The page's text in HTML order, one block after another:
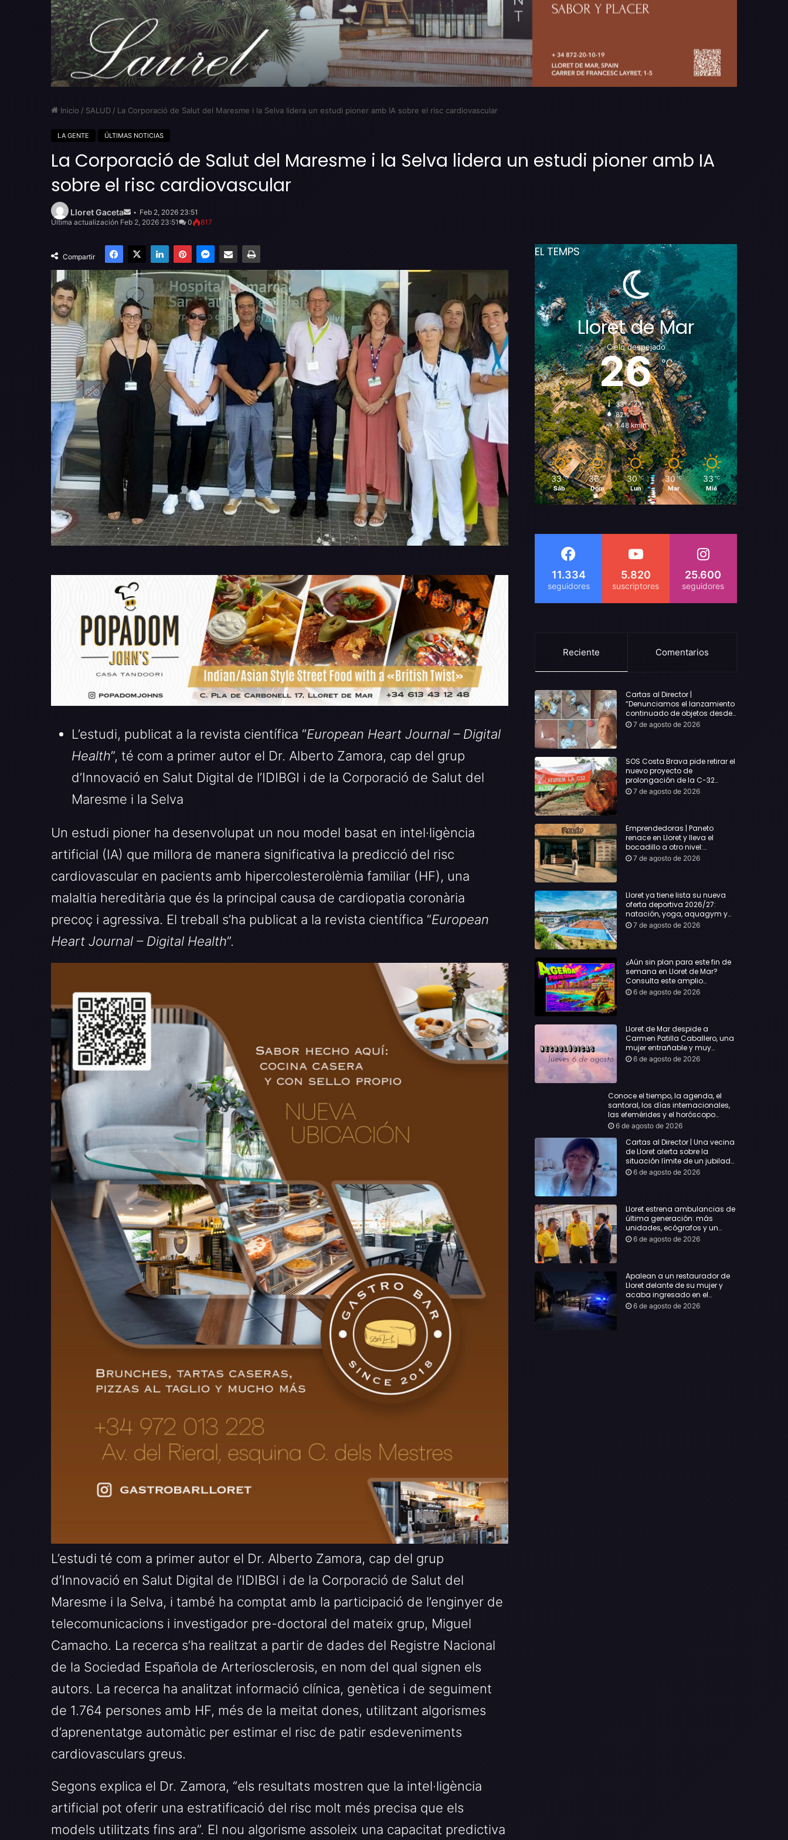
Inicio / SALUD / La Corporació de Salut del Maresme i la Selva lidera un estudi pioner amb IA sobre el risc cardiovascular
LA GENTE ÚLTIMAS NOTICIAS
La Corporació de Salut del Maresme i la Selva lidera un estudi pioner amb IA
sobre el risc cardiovascular
Lloret Gaceta
emailFeb 2, 2026 23:51
Última actualización Feb 2, 2026 23:51
0 817
Compartir
Facebook
X LinkedInPinterestMessenger
Compartir por email Imprimir
L’estudi, publicat a la revista científica “European Heart Journal – Digital
Health”, té com a primer autor el Dr. Alberto Zamora, cap del grup
d’Innovació en Salut Digital de l’IDIBGI i de la Corporació de Salut del
Maresme i la Selva
Un estudi pioner ha desenvolupat un nou model basat en intel·ligència
artificial (IA) que millora de manera significativa la predicció del risc
cardiovascular en pacients amb hipercolesterolèmia familiar (HF), una
malaltia hereditària que és la principal causa de cardiopatia coronària
precoç i agressiva. El treball s’ha publicat a la revista científica “European
Heart Journal – Digital Health”.
L’estudi té com a primer autor el Dr. Alberto Zamora, cap del grup
d’Innovació en Salut Digital de l’IDIBGI i de la Corporació de Salut del
Maresme i la Selva, i també ha comptat amb la participació de l’enginyer de
telecomunicacions i investigador pre-doctoral del mateix grup, Miguel
Camacho. La recerca s’ha realitzat a partir de dades del Registre Nacional
de la Sociedad Española de Arteriosclerosis, en nom del qual signen els
autors. La recerca ha analitzat informació clínica, genètica i de seguiment
de 1.764 persones amb HF, més de la meitat dones, utilitzant algorismes
d’aprenentatge automàtic per estimar el risc de patir esdeveniments
cardiovasculars greus.
Segons explica el Dr. Zamora, “els resultats mostren que la intel·ligència
artificial pot oferir una estratificació del risc molt més precisa que els
models utilitzats fins ara”. El nou algorisme assoleix una capacitat predictiva
EL TEMPS
Lloret de Mar
Cielo despejado
26℃
33º - 23º
82%
1.48 km/h
33 ℃
Sáb
36 ℃
Dom
30 ℃
Lun
30 ℃
Mar
33 ℃
Mié
11.334 5.820 25.600
Reciente Comentarios
Cartas al Director |
“Denunciamos el lanzamiento
continuado de objetos desde
alojamientos turísticos a
7 de agosto de 2026
SOS Costa Brava pide retirar el
nuevo proyecto de
prolongación de la C-32
hasta Lloret y reclama la
7 de agosto de 2026
Emprendedoras | Paneto
renace en Lloret y lleva el
bocadillo a otro nivel:
producto km 0 y espíritu
7 de agosto de 2026
Lloret ya tiene lista su nueva
oferta deportiva 2026/27:
natación, yoga, aquagym y
decenas de actividades para
7 de agosto de 2026
¿Aún sin plan para este fin de
semana en Lloret de Mar?
Consulta este amplio
recopilatorio de planes:
6 de agosto de 2026
Lloret de Mar despide a
Carmen Patilla Caballero, una
mujer entrañable y muy
querida
6 de agosto de 2026
Conoce el tiempo, la agenda, el
santoral, los días internacionales,
las efemérides y el horóscopo…
6 de agosto de 2026
Cartas al Director | Una vecina
de Lloret alerta sobre la
situación límite de un jubilado
de 65 años y pide una
6 de agosto de 2026
Lloret estrena ambulancias de
última generación: más
unidades, ecógrafos y un
servicio reforzado las 24 horas
6 de agosto de 2026
Apalean a un restaurador de
Lloret delante de su mujer y
acaba ingresado en el
Hospital Vall d’Hebron
6 de agosto de 2026